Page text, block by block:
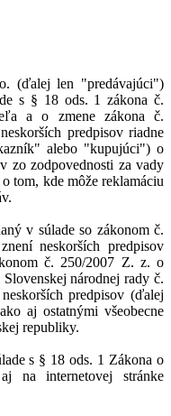
(ďalej len "predávajúci")
s § 18 ods. 1 zákona č.
a o zmene zákona č.
predpisov riadne
alebo "kupujúci") o
zo zodpovednosti za vady
tom, kde môže reklamáciu
v súlade so zákonom č.
neskorších predpisov
č. 250/2007 Z. z. o
národnej rady č.
predpisov (ďalej
aj ostatnými všeobecne
republiky.
s § 18 ods. 1 Zákona o
na internetovej stránke